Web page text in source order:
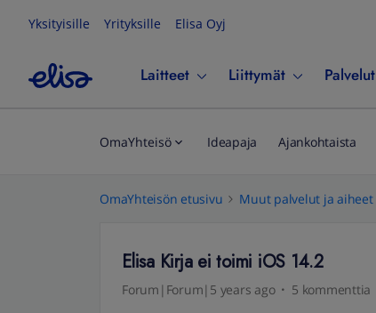
Yksityisille Yrityksille Elisa Oyj
Laitteet Liittymät Palvelut
OmaYhteisö Ideapaja Ajankohtaista
OmaYhteisön etusivu Muut palvelut ja aiheet
Elisa Kirja ei toimi iOS 14.2
Forum|Forum|5 years ago 5 kommenttia